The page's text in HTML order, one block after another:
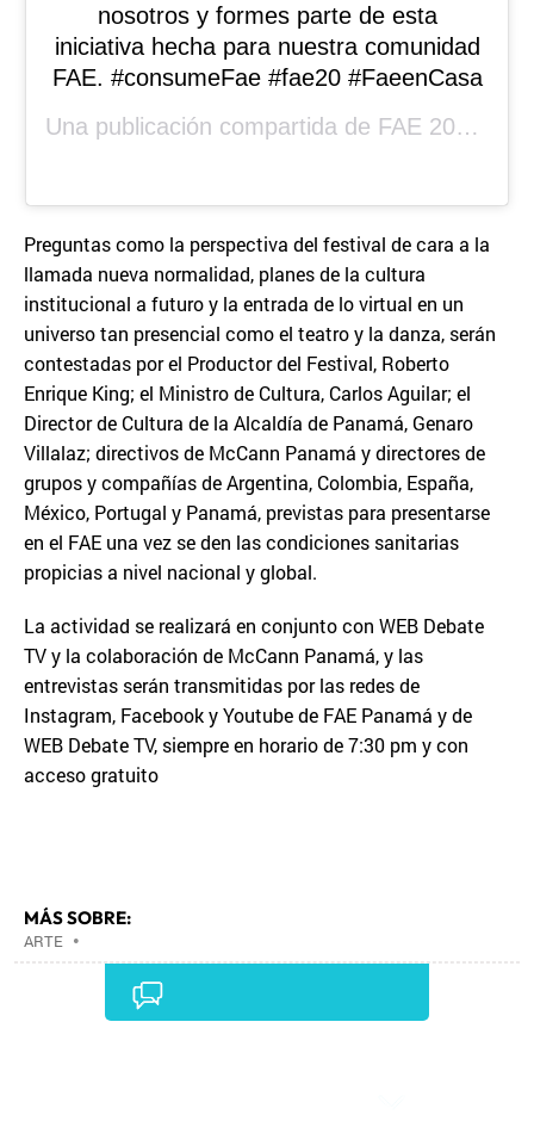
nosotros y formes parte de esta
iniciativa hecha para nuestra comunidad
FAE. #consumeFae #fae20 #FaeenCasa
Una publicación compartida de FAE 2020
Preguntas como la perspectiva del festival de cara a la
llamada nueva normalidad, planes de la cultura
institucional a futuro y la entrada de lo virtual en un
universo tan presencial como el teatro y la danza, serán
contestadas por el Productor del Festival, Roberto
Enrique King; el Ministro de Cultura, Carlos Aguilar; el
Director de Cultura de la Alcaldía de Panamá, Genaro
Villalaz; directivos de McCann Panamá y directores de
grupos y compañías de Argentina, Colombia, España,
México, Portugal y Panamá, previstas para presentarse
en el FAE una vez se den las condiciones sanitarias
propicias a nivel nacional y global.
La actividad se realizará en conjunto con WEB Debate
TV y la colaboración de McCann Panamá, y las
entrevistas serán transmitidas por las redes de
Instagram, Facebook y Youtube de FAE Panamá y de
WEB Debate TV, siempre en horario de 7:30 pm y con
acceso gratuito
MÁS SOBRE:
ARTE •